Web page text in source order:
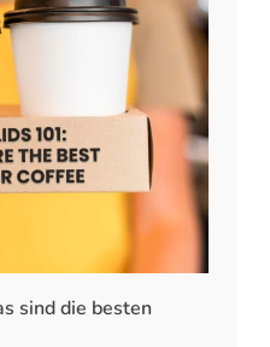
sind die besten